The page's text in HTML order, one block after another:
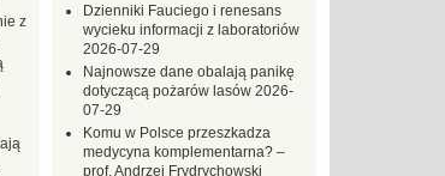
Dzienniki Fauciego i renesans
wycieku informacji z laboratoriów
2026-07-29
Najnowsze dane obalają panikę
dotyczącą pożarów lasów 2026-
07-29
Komu w Polsce przeszkadza
medycyna komplementarna? –
prof. Andrzej Frydrychowski
z